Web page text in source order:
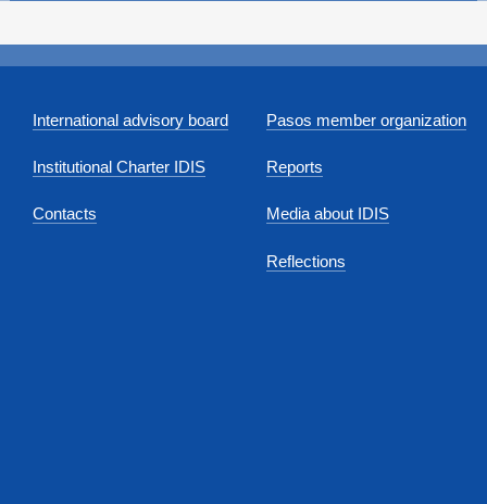
International advisory board
Institutional Charter IDIS
Contacts
Pasos member organization
Reports
Media about IDIS
Reflections